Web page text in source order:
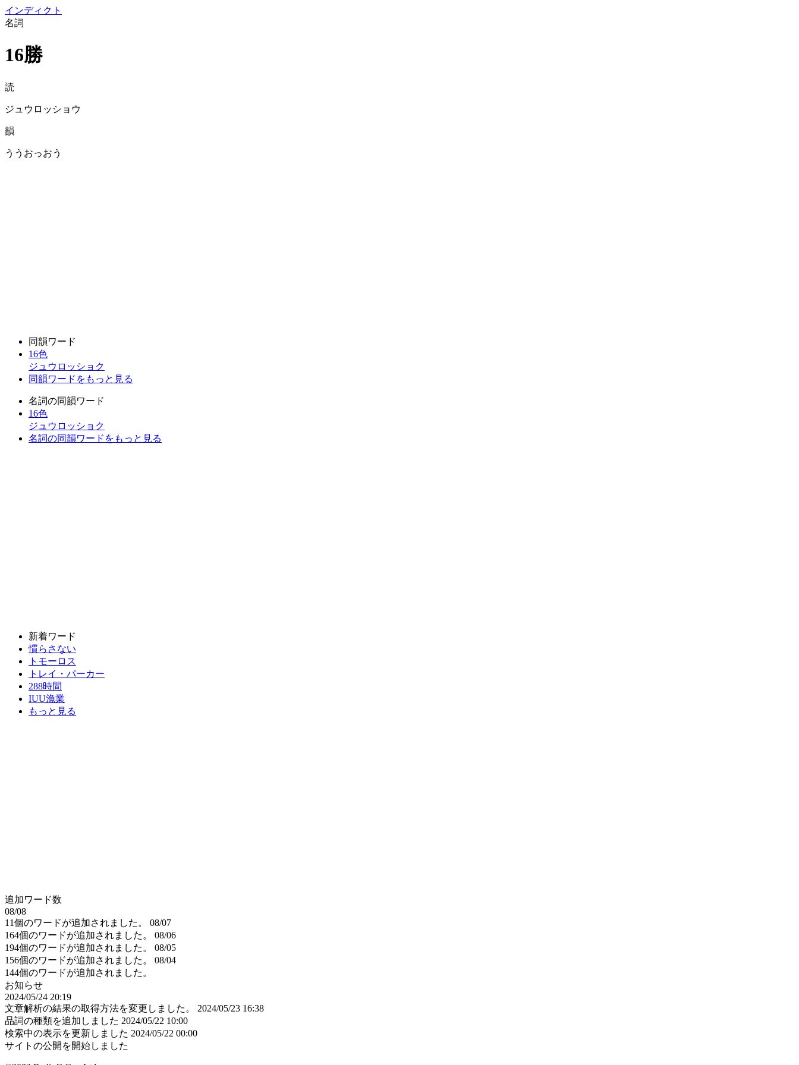
インディクト
名詞
16勝
読
ジュウロッショウ
韻
ううおっおう
同韻ワード
16色
ジュウロッショク
同韻ワードをもっと見る
名詞の同韻ワード
16色
ジュウロッショク
名詞の同韻ワードをもっと見る
新着ワード
慣らさない
トモーロス
トレイ・パーカー
288時間
IUU漁業
もっと見る
追加ワード数
08/08
11個のワードが追加されました。
08/07
164個のワードが追加されました。
08/06
194個のワードが追加されました。
08/05
156個のワードが追加されました。
08/04
144個のワードが追加されました。
お知らせ
2024/05/24 20:19
文章解析の結果の取得方法を変更しました。
2024/05/23 16:38
品詞の種類を追加しました 2024/05/22 10:00
検索中の表示を更新しました 2024/05/22 00:00
サイトの公開を開始しました